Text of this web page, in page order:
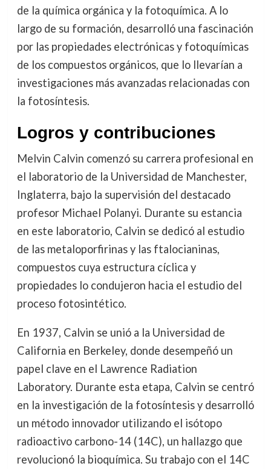
de la química orgánica y la fotoquímica. A lo
largo de su formación, desarrolló una fascinación
por las propiedades electrónicas y fotoquímicas
de los compuestos orgánicos, que lo llevarían a
investigaciones más avanzadas relacionadas con
la fotosíntesis.
Logros y contribuciones
Melvin Calvin comenzó su carrera profesional en
el laboratorio de la Universidad de Manchester,
Inglaterra, bajo la supervisión del destacado
profesor Michael Polanyi. Durante su estancia
en este laboratorio, Calvin se dedicó al estudio
de las metaloporfirinas y las ftalocianinas,
compuestos cuya estructura cíclica y
propiedades lo condujeron hacia el estudio del
proceso fotosintético.
En 1937, Calvin se unió a la Universidad de
California en Berkeley, donde desempeñó un
papel clave en el Lawrence Radiation
Laboratory. Durante esta etapa, Calvin se centró
en la investigación de la fotosíntesis y desarrolló
un método innovador utilizando el isótopo
radioactivo carbono-14 (14C), un hallazgo que
revolucionó la bioquímica. Su trabajo con el 14C